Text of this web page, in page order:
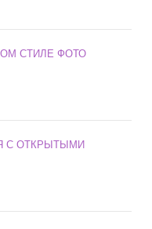
СТИЛЕ ФОТО
С ОТКРЫТЫМИ